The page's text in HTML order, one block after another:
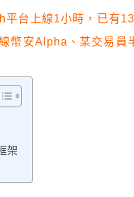
平台上線1小時，已有
線幣安Alpha、某交易
架